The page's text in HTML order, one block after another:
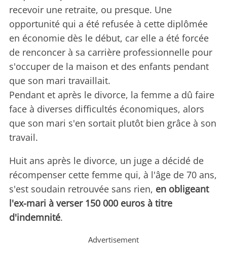
recevoir une retraite, ou presque. Une
opportunité qui a été refusée à cette diplômée
en économie dès le début, car elle a été forcée
de renconcer à sa carrière professionnelle pour
s'occuper de la maison et des enfants pendant
que son mari travaillait.
Pendant et après le divorce, la femme a dû faire
face à diverses difficultés économiques, alors
que son mari s'en sortait plutôt bien grâce à son
travail.
Huit ans après le divorce, un juge a décidé de
récompenser cette femme qui, à l'âge de 70 ans,
s'est soudain retrouvée sans rien, en obligeant
l'ex-mari à verser 150 000 euros à titre
d'indemnité.
Advertisement